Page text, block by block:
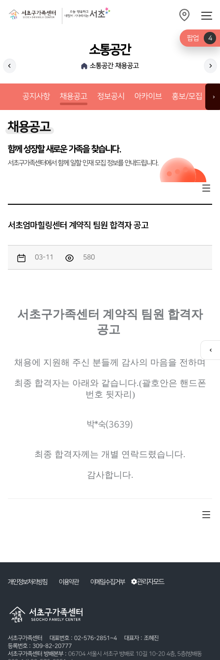
소통공간
공지사항 ›소통공간›채용공고 정
공지사항 채용공고 정보공시 아카이브 홍보/모집 ›
채용공고
함께 성장할 새로운 가족을 찾습니다.
서초구가족센터에서 함께 일할 인재 모집 정보를 안내드립니다.
서초엄마힐링센터 계약직 팀원 합격자 공고
03-11 580
서초구가족센터 계약직 팀원 합격자
공고
채용에 지원해 주신 분들께 감사의 마음을 전하며
최종 합격자는 아래와 같습니다.(괄호안은 핸드폰
번호 뒷자리 )
박*숙(3639)
최종 합격자께는 개별 연락드렸습니다.
감사합니다.
개인정보처리방침 이용약관 이메일수집거부 관리자모드
서초구가족센터 대표번호 : 02-576-2851~4
대표자 : 조혜진
등록번호 : 309-82-20777
서초구가족센터 방배본부 : 06704 서울시 서초구 방배로 10길 10-20 4층, 5층(방배동
퀵
메
팝업 4